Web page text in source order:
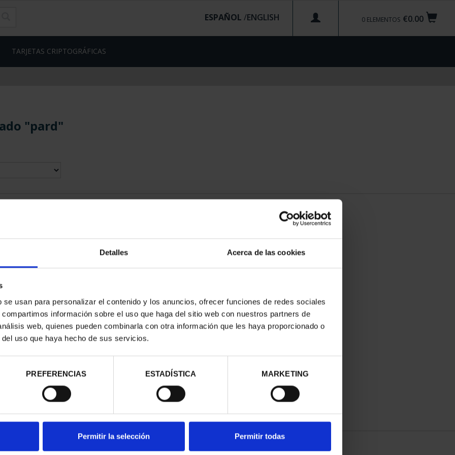
Detalles Acerca de las cookies
usan para personalizar el contenido y los anuncios, ofrecer funciones de redes sociales
información sobre el uso que haga del sitio web con nuestros partners de
web, quienes pueden combinarla con otra información que les haya proporcionado o
uso que haya hecho de sus servicios.
PREFERENCIAS ESTADÍSTICA MARKETING
Permitir la selección Permitir todas
€0.00
0 ELEMENTOS
ESPAÑOL /
TARJETAS CRIPTOGRÁFICAS
"pard"
II -
CIUDADES PATRIMONIO III -
TOLEDO